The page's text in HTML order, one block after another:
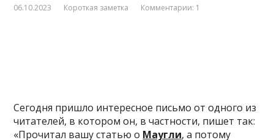
06.10.2023 Короткая заметка Комментарии: 1
Сегодня пришло интересное письмо от одного из
читателей, в котором он, в частности, пишет так:
«Прочитал вашу статью о Маугли, а потому